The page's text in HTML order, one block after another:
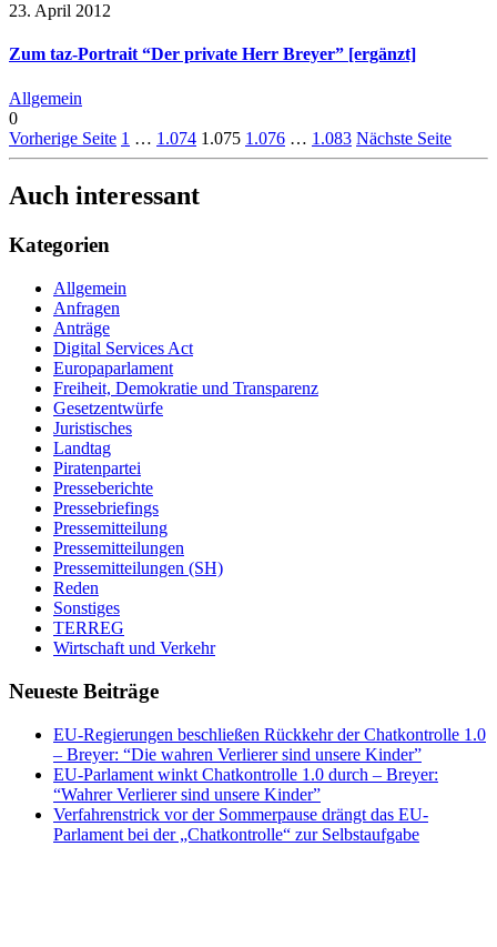
23. April 2012
Zum taz-Portrait “Der private Herr Breyer” [ergänzt]
Allgemein
0
Vorherige Seite 1 … 1.074 1.075 1.076 … 1.083 Nächste Seite
Auch interessant
Kategorien
Allgemein
Anfragen
Anträge
Digital Services Act
Europaparlament
Freiheit, Demokratie und Transparenz
Gesetzentwürfe
Juristisches
Landtag
Piratenpartei
Presseberichte
Pressebriefings
Pressemitteilung
Pressemitteilungen
Pressemitteilungen (SH)
Reden
Sonstiges
TERREG
Wirtschaft und Verkehr
Neueste Beiträge
EU-Regierungen beschließen Rückkehr der Chatkontrolle 1.0
– Breyer: “Die wahren Verlierer sind unsere Kinder”
EU-Parlament winkt Chatkontrolle 1.0 durch – Breyer:
“Wahrer Verlierer sind unsere Kinder”
Verfahrenstrick vor der Sommerpause drängt das EU-
Parlament bei der „Chatkontrolle“ zur Selbstaufgabe